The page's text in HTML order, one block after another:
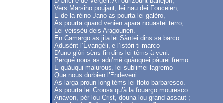
Vers Marsiho poujant, lei nau dei Fouceien,
E de la rèino Jano as pourta lei galèro,
As pourta quand venien apara nouastei terro,
Lei veissèu deis Aragounen.
En Camargo as jita lei Sàntei dins sa barco
Adusènt l’Evangèli, e l’istòri ti marco
D’uno glòri sèns fin dins lei tèms à veni.
Perqué nous as adu’mé quàuquei pàurei fremo
E quàuqui malurous, lei sublimei lagremo
Que nous durbien l’Endeveni.
As larga proun long-tèms lei floto barbaresco.
As pourta lei Crousa qu’à la fouarço mouresco
Anavon, pèr lou Crist, douna lou grand assaut ;